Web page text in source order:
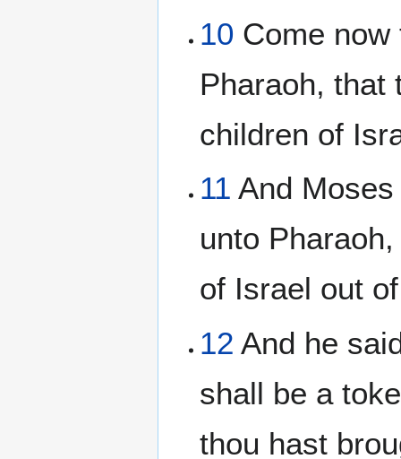
10 Come
Pharaoh, that
children of
11 And
unto
of Israel out
12 And he
shall be a
thou hast